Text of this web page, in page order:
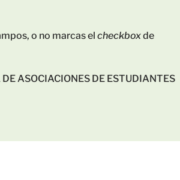
o no marcas elcheckboxde
ASOCIACIONES DE ESTUDIANTES